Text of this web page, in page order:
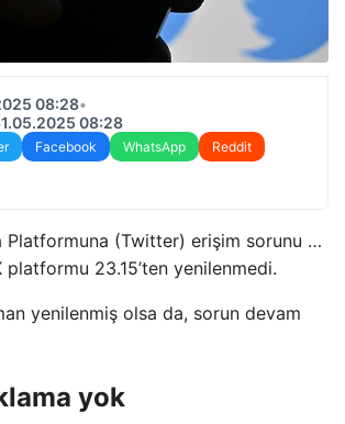
08:28•
08:28
Facebook WhatsApp
Reddit
Platformuna (Twitter) erişim sorunu …
platformu 23.15’ten yenilenmedi.
yenilenmiş olsa da, sorun devam
yok